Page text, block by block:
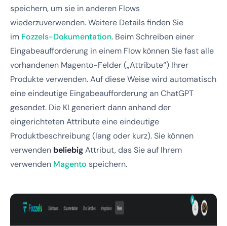
speichern, um sie in anderen Flows
wiederzuverwenden. Weitere Details finden Sie
im Fozzels-Dokumentation. Beim Schreiben einer
Eingabeaufforderung in einem Flow können Sie fast alle
vorhandenen Magento-Felder („Attribute“) Ihrer
Produkte verwenden. Auf diese Weise wird automatisch
eine eindeutige Eingabeaufforderung an ChatGPT
gesendet. Die KI generiert dann anhand der
eingerichteten Attribute eine eindeutige
Produktbeschreibung (lang oder kurz). Sie können
verwenden beliebigAttribut, das Sie auf Ihrem
verwenden Magento speichern.